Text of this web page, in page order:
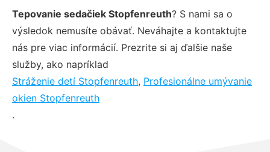
Tepovanie sedačiek Stopfenreuth? S nami sa o
výsledok nemusíte obávať. Neváhajte a kontaktujte
nás pre viac informácií. Prezrite si aj ďalšie naše
služby, ako napríklad
Stráženie detí Stopfenreuth, Profesionálne umývanie
okien Stopfenreuth
.